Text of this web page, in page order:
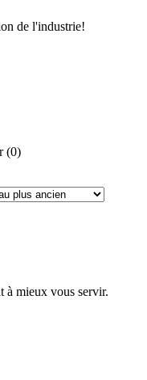
de l'industrie!
(0)
à mieux vous servir.